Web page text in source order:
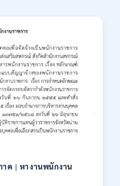
าค | หางานพนักงาน